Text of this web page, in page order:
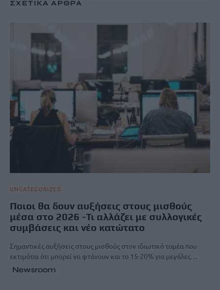
ΣΧΕΤΙΚΆ ΆΡΘΡΑ
UNCATEGORIZED
Ποιοι θα δουν αυξήσεις στους μισθούς
μέσα στο 2026 -Τι αλλάζει με συλλογικές
συμβάσεις και νέο κατώτατο
Σημαντικές αυξήσεις στους μισθούς στον ιδιωτικό τομέα που
εκτιμάται ότι μπορεί να φτάνουν και το 15-20% για μεγάλες…
Newsroom